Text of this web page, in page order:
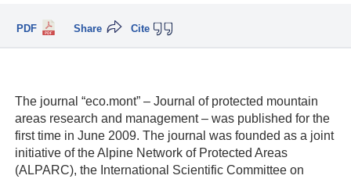
PDF Cite
Share
The journal “eco.mont” – Journal of protected mountain
areas research and management – was published for the
first time in June 2009. The journal was founded as a joint
initiative of the Alpine Network of Protected Areas
(ALPARC), the International Scientific Committee on